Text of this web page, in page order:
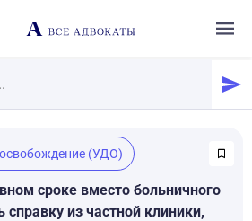
(УДО)
сроке вместо больничного
справку из частной клиники,